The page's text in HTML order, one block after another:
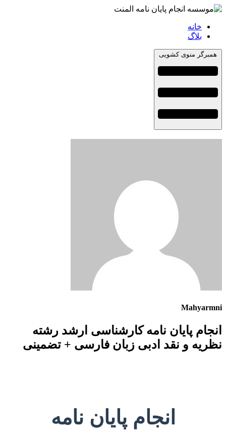
خانه
بلاگ
همبرگر منوی کشویی
Mahyarmni
انجام پایان نامه کارشناسی ارشد رشته
نظریه و نقد ادبی زبان فارسی + تضمینی
انجام پایان نامه